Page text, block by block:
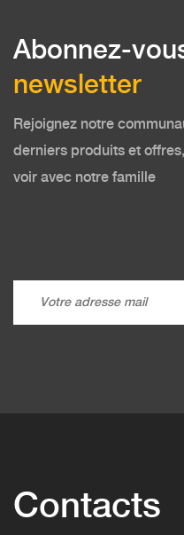
Abonnez-
newsletter
Rejoignez notre
derniers produits et
voir avec notre famille
Contacts